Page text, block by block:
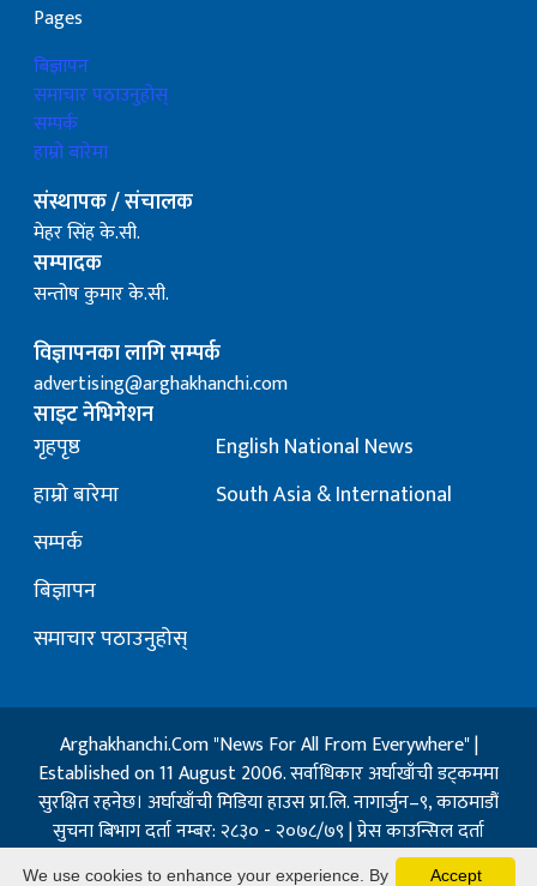
Pages
बिज्ञापन
समाचार पठाउनुहोस्
सम्पर्क
हाम्रो बारेमा
संस्थापक / संचालक
मेहर सिंह के.सी.
सम्पादक
सन्तोष कुमार के.सी.
विज्ञापनका लागि सम्पर्क
advertising@arghakhanchi.com
साइट नेभिगेशन
गृहपृष्ठ
हाम्रो बारेमा
सम्पर्क
बिज्ञापन
समाचार पठाउनुहोस्
English National News
South Asia & International
Arghakhanchi.Com "News For All From Everywhere" |
Established on 11 August 2006. सर्वाधिकार अर्घाखाँची डट्कममा
सुरक्षित रहनेछ। अर्घाखाँची मिडिया हाउस प्रा.लि. नागार्जुन–९, काठमाडौं
सुचना बिभाग दर्ता नम्बर: २८३० - २०७८/७९ | प्रेस काउन्सिल दर्ता
नम्बर: १३२ / २०७३-०४-२१ | जिप्रका सि- नम्बर: ७, दर्ता नम्बर
Accept
We use cookies to enhance your experience. By